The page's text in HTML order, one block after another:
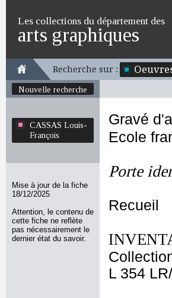
Les collections du département des
arts graphiques
Recherche sur :
Nouvelle recherche
CASSAS Louis-
François
Mise à jour de la fiche
18/12/2025
Attention, le contenu de
cette fiche ne reflète
pas nécessairement le
dernier état du savoir.
Gravé
Ecole
Porte
Recueil
L 354